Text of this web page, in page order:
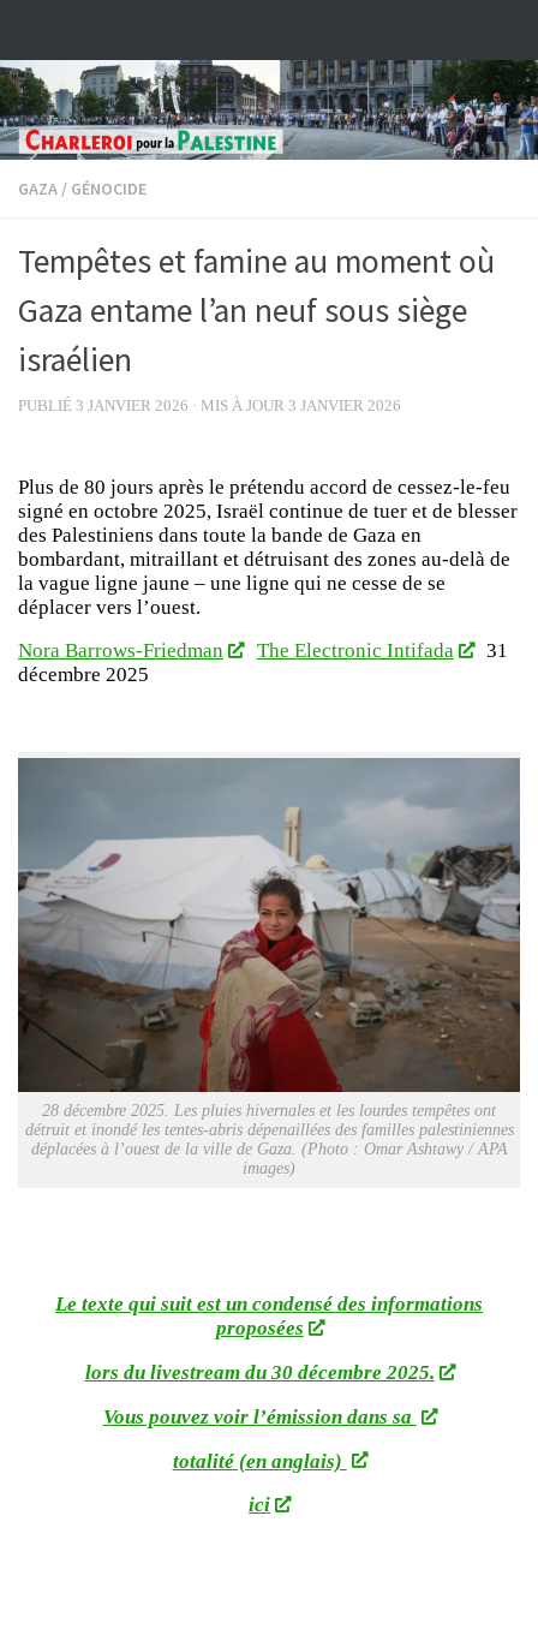
GAZA / GÉNOCIDE
Tempêtes et famine au moment où
Gaza entame l’an neuf sous siège
israélien
PUBLIÉ 3 JANVIER 2026 · MIS À JOUR 3 JANVIER 2026
Plus de 80 jours après le prétendu accord de cessez-le-feu
signé en octobre 2025, Israël continue de tuer et de blesser
des Palestiniens dans toute la bande de Gaza en
bombardant, mitraillant et détruisant des zones au-delà de
la vague ligne jaune – une ligne qui ne cesse de se
déplacer vers l’ouest.
Nora Barrows-Friedman
The Electronic Intifada
31
décembre 2025
28 décembre 2025. Les pluies hivernales et les lourdes tempêtes ont
détruit et inondé les tentes-abris dépenaillées des familles palestiniennes
déplacées à l’ouest de la ville de Gaza. (Photo : Omar Ashtawy / APA
images)
Le texte qui suit est un condensé des informations
proposées
lors du livestream du 30 décembre 2025.
Vous pouvez voir l’émission dans sa
totalité (en anglais)
ici